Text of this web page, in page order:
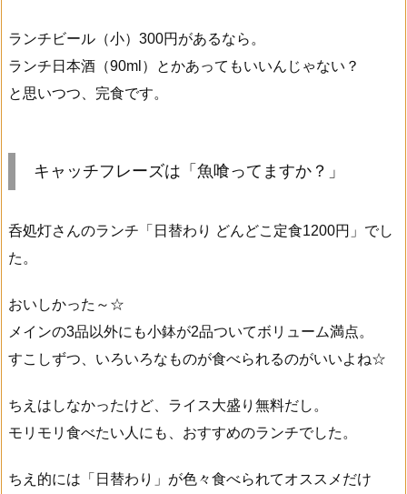
ランチビール（小）300円があるなら。
ランチ日本酒（90ml）とかあってもいいんじゃない？
と思いつつ、完食です。
キャッチフレーズは「魚喰ってますか？」
呑処灯さんのランチ「日替わり どんどこ定食1200円」でし
た。
おいしかった～☆
メインの3品以外にも小鉢が2品ついてボリューム満点。
すこしずつ、いろいろなものが食べられるのがいいよね☆
ちえはしなかったけど、ライス大盛り無料だし。
モリモリ食べたい人にも、おすすめのランチでした。
ちえ的には「日替わり」が色々食べられてオススメだけ